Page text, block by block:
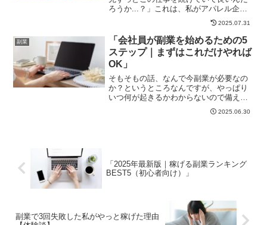
ろうか...？」これは、私がアパレル企業
に勤めていた時にふと頭をよぎった言葉
です。ちょうどその頃、昇給してもたっ
た1000円っていう衝撃の話を先輩から聞
いたばかりで。。...
2025.07.31
副業
「会社員が副業を始めるための5
ステップ｜まずはこれだけやれば
OK」
そもそもの話、なんで今副業が必要なの
か？というところなんですが、やっぱり
いつ何が起きるかわからないので備えて
おく意味で会社以外にも収入源を持って
おくと安心です。副業を始め、そのビジ
2025.06.30
「2025年最新版｜稼げる副業ランキング
BEST5（初心者向け）」
副業で3回失敗した私がやっと稼げた理由